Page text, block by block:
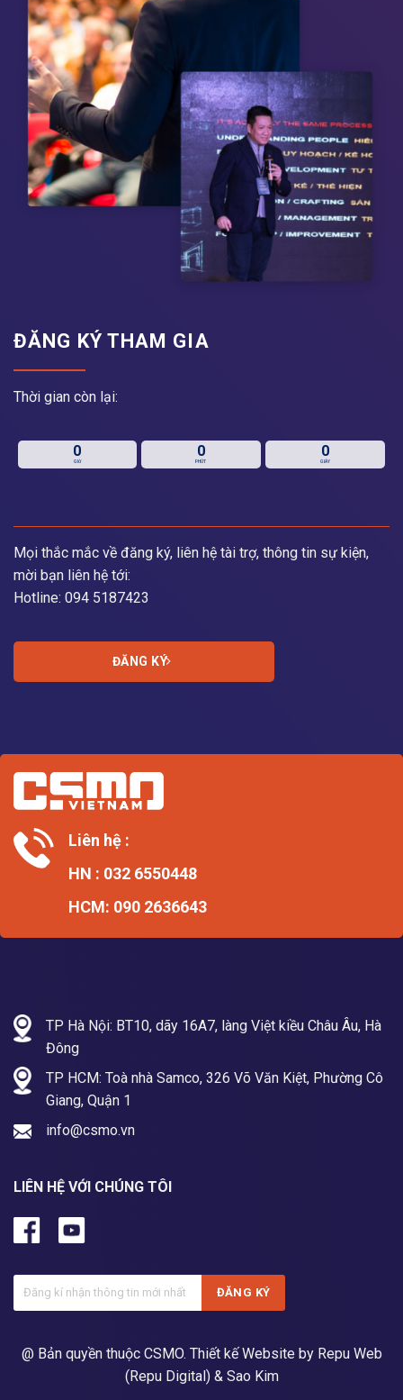
ĐĂNG KÝ THAM GIA
Thời gian còn lại:
0
GIỜ
0
PHÚT
0
GIÂY
Mọi thắc mắc về đăng ký, liên hệ tài trợ, thông tin sự kiện,
mời bạn liên hệ tới:
Hotline: 094 5187423
ĐĂNG KÝ
Liên hệ :
HN : 032 6550448
HCM: 090 2636643
TP Hà Nội: BT10, dãy 16A7, làng Việt kiều Châu Âu, Hà
Đông
TP HCM: Toà nhà Samco, 326 Võ Văn Kiệt, Phường Cô
Giang, Quận 1
info@csmo.vn
LIÊN HỆ VỚI CHÚNG TÔI
@ Bản quyền thuộc CSMO. Thiết kế Website by Repu Web
(Repu Digital)& Sao Kim